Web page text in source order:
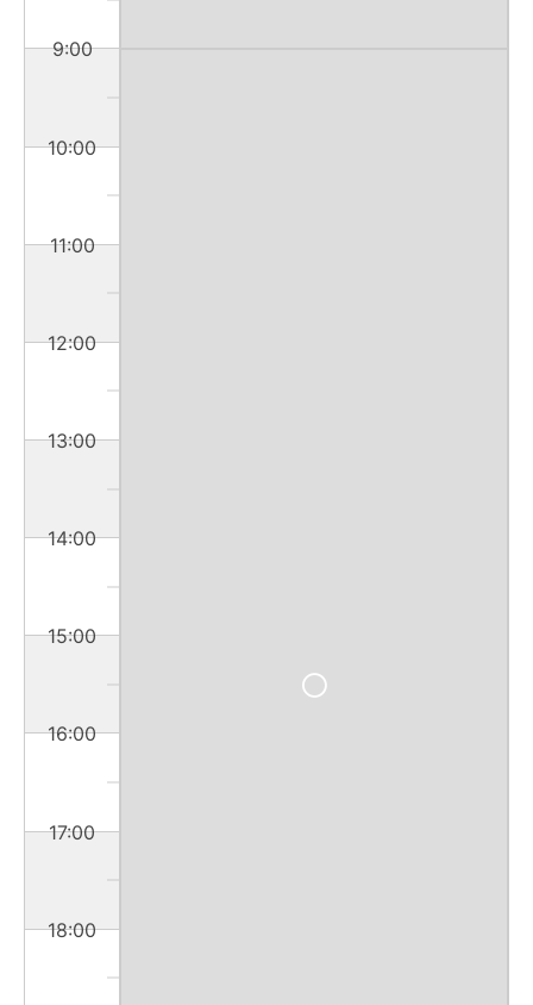
9:00
10:00
11:00
12:00
13:00
14:00
15:00
16:00
17:00
18:00